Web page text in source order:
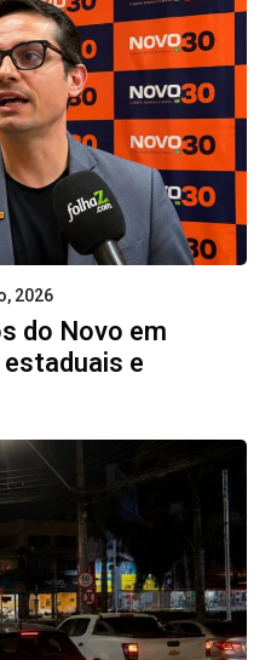
2026
do Novo em
e